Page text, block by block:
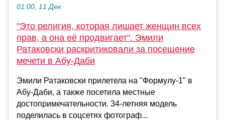
01:00, 11 Дек
"Это религия, которая лишает женщин всех
прав, а она её продвигает". Эмили
Ратаковски раскритиковали за посещение
мечети в Абу-Даби
Эмили Ратаковски прилетела на "Формулу-1" в
Абу-Даби, а также посетила местные
достопримечательности. 34-летняя модель
поделилась в соцсетях фотограф...